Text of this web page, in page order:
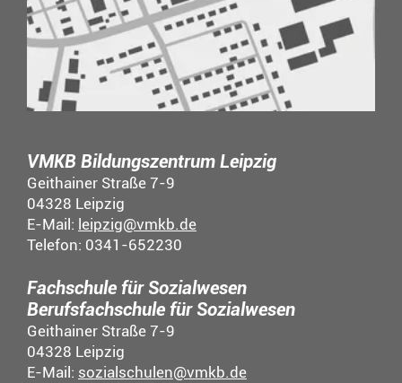
VMKB Bildungszentrum Leipzig
Geithainer Straße 7-9
04328 Leipzig
E-Mail: leipzig@vmkb.de
Telefon: 0341-652230
Fachschule für Sozialwesen
Berufsfachschule für Sozialwesen
Geithainer Straße 7-9
04328 Leipzig
E-Mail: sozialschulen@vmkb.de